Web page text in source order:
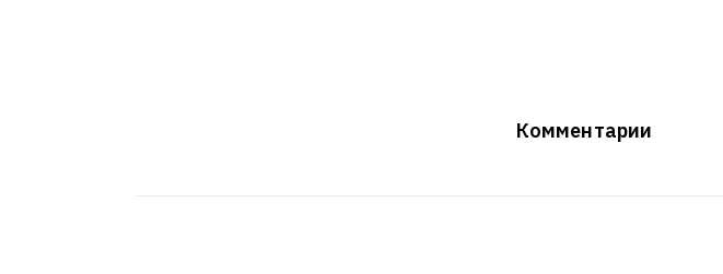
Комментарии